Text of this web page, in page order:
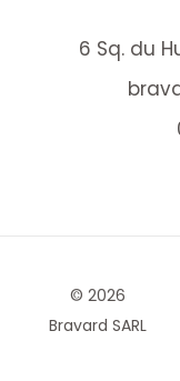
6 Sq. du
© 2026
Bravard SARL